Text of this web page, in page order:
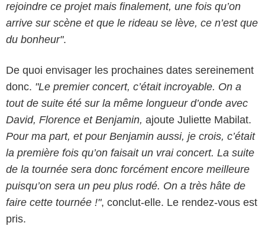
rejoindre ce projet mais finalement, une fois qu’on
arrive sur scène et que le rideau se lève, ce n’est que
du bonheur".
De quoi envisager les prochaines dates sereinement
donc. "Le premier concert, c’était incroyable. On a
tout de suite été sur la même longueur d’onde avec
David, Florence et Benjamin, ajoute Juliette Mabilat.
Pour ma part, et pour Benjamin aussi, je crois, c’était
la première fois qu’on faisait un vrai concert. La suite
de la tournée sera donc forcément encore meilleure
puisqu’on sera un peu plus rodé. On a très hâte de
faire cette tournée !", conclut-elle. Le rendez-vous est
pris.